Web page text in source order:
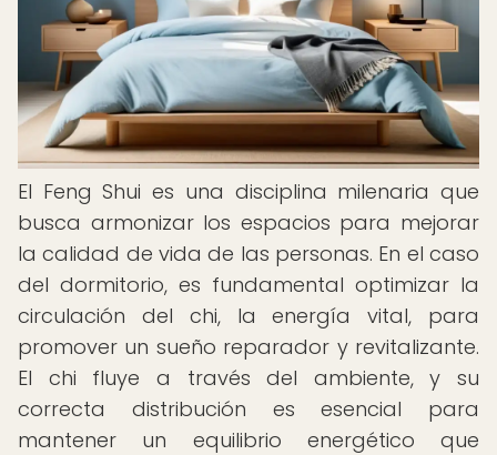
El Feng Shui es una disciplina milenaria que
busca armonizar los espacios para mejorar
la calidad de vida de las personas. En el caso
del dormitorio, es fundamental optimizar la
circulación del chi, la energía vital, para
promover un sueño reparador y revitalizante.
El chi fluye a través del ambiente, y su
correcta distribución es esencial para
mantener un equilibrio energético que